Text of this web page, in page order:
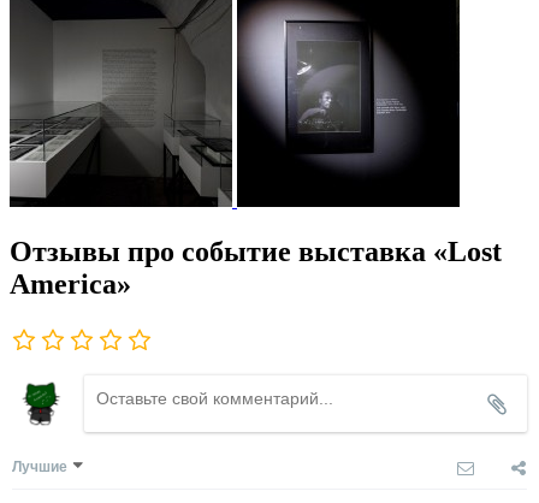
Отзывы про событие выставка «Lost
America»
Лучшие